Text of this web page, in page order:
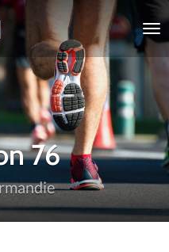
marathons.world
76